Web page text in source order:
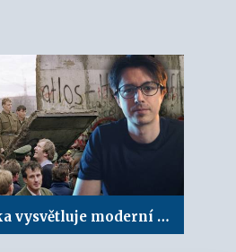
Jirka vysvětluje moderní dějiny: Pád železné opony